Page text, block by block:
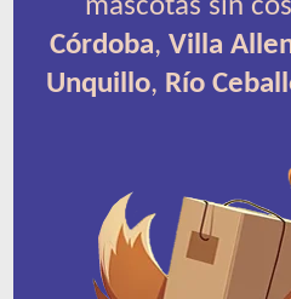
mascotas sin
Córdoba, Villa
Unquillo, Río